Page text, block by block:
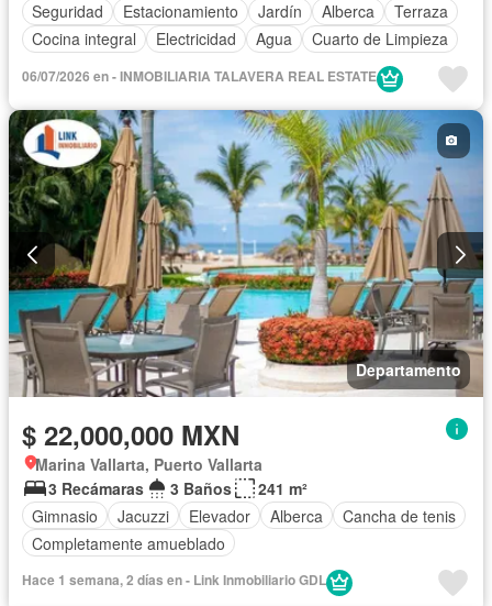
Seguridad
Estacionamiento Jardín Alberca
Terraza
Cocina integral
Electricidad Agua Cuarto de Limpieza
06/07/2026 en - INMOBILIARIA TALAVERA REAL ESTATE
Departamento
$ 22,000,000 MXN
Marina Vallarta, Puerto Vallarta
3 Recámaras
3 Baños
241 m²
Gimnasio
Jacuzzi Elevador Alberca
Cancha de tenis
Completamente amueblado
Hace 1 semana, 2 días en - Link Inmobiliario GDL